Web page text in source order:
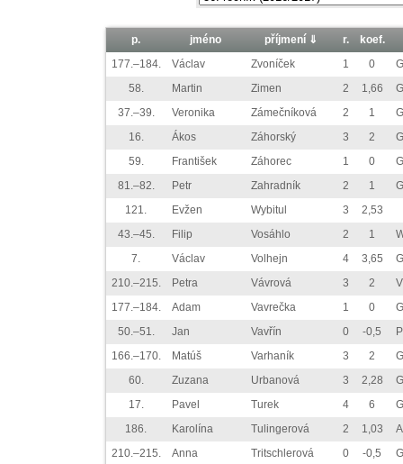
p. jméno příjmení ⇓ r.
koef.
177.–184.
Václav Zvoníček 1 0
58.
Martin Zimen 2 1,66
37.–39.
Veronika Zámečníková 2 1
16.
Ákos Záhorský 3 2
59.
František Záhorec 1 0
81.–82.
Petr Zahradník 2 1
121.
Evžen Wybitul 3
2,53
43.–45.
Filip Vosáhlo 2 1
7.
Václav Volhejn 4 3,65
210.–215.
Petra Vávrová 3 2
177.–184.
Adam Vavrečka 1 0
50.–51.
Jan Vavřín 0 -0,5
166.–170.
Matúš Varhaník 3 2
60.
Zuzana Urbanová 3 2,28
17.
Pavel Turek 4 6
186.
Karolína Tulingerová 2 1,03
210.–215.
Anna Tritschlerová 0 -0,5